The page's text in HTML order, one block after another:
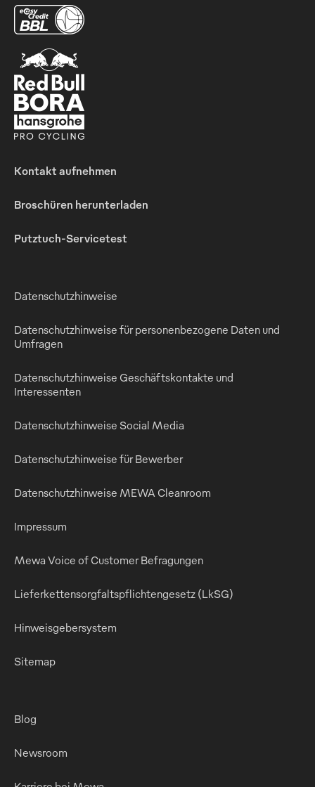
Kontakt aufnehmen
Broschüren herunterladen
Putztuch-Servicetest
Datenschutzhinweise
Datenschutzhinweise für personenbezogene Daten und
Umfragen
Datenschutzhinweise Geschäftskontakte und
Interessenten
Datenschutzhinweise Social Media
Datenschutzhinweise für Bewerber
Datenschutzhinweise MEWA Cleanroom
Impressum
Mewa Voice of Customer Befragungen
Lieferkettensorgfaltspflichtengesetz (LkSG)
Hinweisgebersystem
Sitemap
Blog
Newsroom